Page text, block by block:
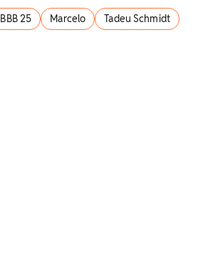
BBB 25 Marcelo
Tadeu Schmidt